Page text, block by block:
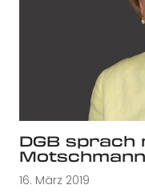
DGB sprach
Motschmann
16. März 2019